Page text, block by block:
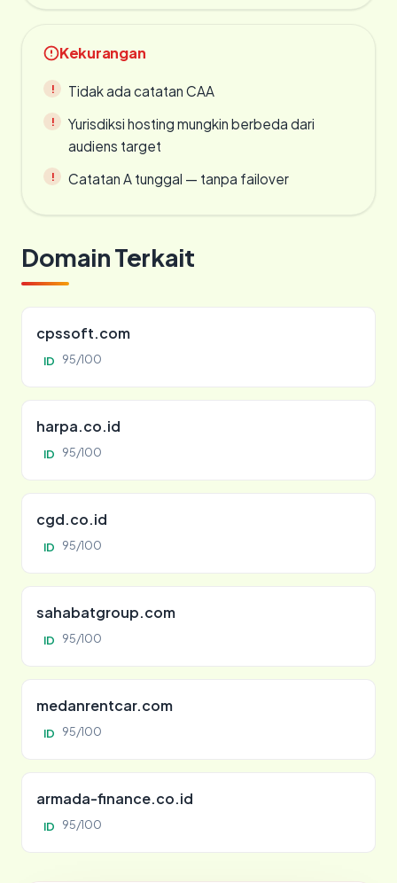
Kekurangan
Tidak ada catatan CAA
Yurisdiksi hosting mungkin berbeda dari
audiens target
Catatan A tunggal — tanpa failover
Domain Terkait
cpssoft.com
ID 95/100
harpa.co.id
ID 95/100
cgd.co.id
ID 95/100
sahabatgroup.com
ID 95/100
medanrentcar.com
ID 95/100
armada-finance.co.id
ID 95/100